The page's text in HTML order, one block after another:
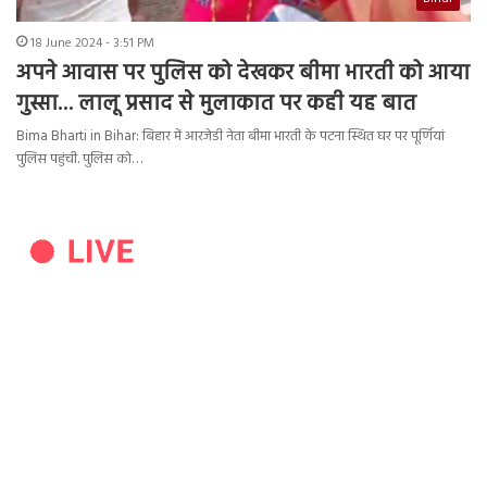
18 June 2024 - 3:51 PM
अपने आवास पर पुलिस को देखकर बीमा भारती को आया
गुस्सा… लालू प्रसाद से मुलाकात पर कही यह बात
Bima Bharti in Bihar: बिहार में आरजेडी नेता बीमा भारती के पटना स्थित घर पर पूर्णियां
पुलिस पहुंची. पुलिस को…